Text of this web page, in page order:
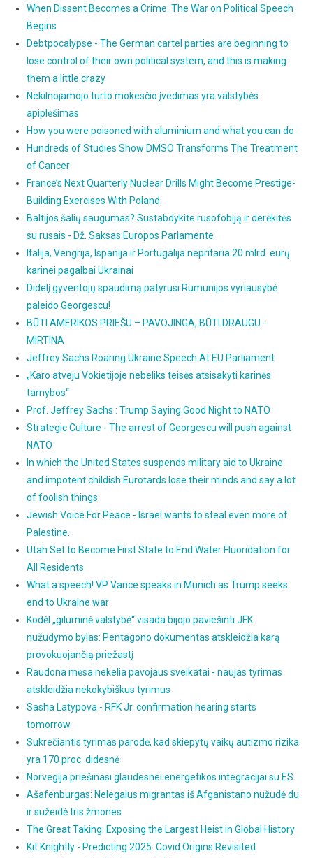
When Dissent Becomes a Crime: The War on Political Speech
Begins
Debtpocalypse - The German cartel parties are beginning to
lose control of their own political system, and this is making
them a little crazy
Nekilnojamojo turto mokesčio įvedimas yra valstybės
apiplėšimas
How you were poisoned with aluminium and what you can do
Hundreds of Studies Show DMSO Transforms The Treatment
of Cancer
France’s Next Quarterly Nuclear Drills Might Become Prestige-
Building Exercises With Poland
Baltijos šalių saugumas? Sustabdykite rusofobiją ir derėkitės
su rusais - Dž. Saksas Europos Parlamente
Italija, Vengrija, Ispanija ir Portugalija nepritaria 20 mlrd. eurų
karinei pagalbai Ukrainai
Didelį gyventojų spaudimą patyrusi Rumunijos vyriausybė
paleido Georgescu!
BŪTI AMERIKOS PRIEŠU – PAVOJINGA, BŪTI DRAUGU -
MIRTINA
Jeffrey Sachs Roaring Ukraine Speech At EU Parliament
„Karo atveju Vokietijoje nebeliks teisės atsisakyti karinės
tarnybos“
Prof. Jeffrey Sachs : Trump Saying Good Night to NATO
Strategic Culture - The arrest of Georgescu will push against
NATO
In which the United States suspends military aid to Ukraine
and impotent childish Eurotards lose their minds and say a lot
of foolish things
Jewish Voice For Peace - Israel wants to steal even more of
Palestine.
Utah Set to Become First State to End Water Fluoridation for
All Residents
What a speech! VP Vance speaks in Munich as Trump seeks
end to Ukraine war
Kodėl „giluminė valstybė“ visada bijojo paviešinti JFK
nužudymo bylas: Pentagono dokumentas atskleidžia karą
provokuojančią priežastį
Raudona mėsa nekelia pavojaus sveikatai - naujas tyrimas
atskleidžia nekokybiškus tyrimus
Sasha Latypova - RFK Jr. confirmation hearing starts
tomorrow
Sukrečiantis tyrimas parodė, kad skiepytų vaikų autizmo rizika
yra 170 proc. didesnė
Norvegija priešinasi glaudesnei energetikos integracijai su ES
Ašafenburgas: Nelegalus migrantas iš Afganistano nužudė du
ir sužeidė tris žmones
The Great Taking: Exposing the Largest Heist in Global History
Kit Knightly - Predicting 2025: Covid Origins Revisited